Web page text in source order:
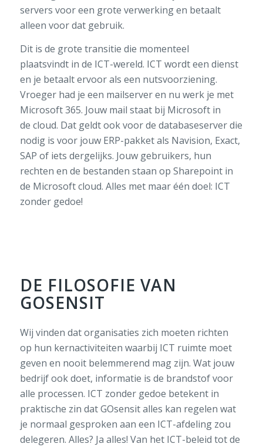
servers voor een grote verwerking en betaalt
alleen voor dat gebruik.
Dit is de grote transitie die momenteel
plaatsvindt in de ICT-wereld. ICT wordt een dienst
en je betaalt ervoor als een nutsvoorziening.
Vroeger had je een mailserver en nu werk je met
Microsoft 365. Jouw mail staat bij Microsoft in
de cloud. Dat geldt ook voor de databaseserver die
nodig is voor jouw ERP-pakket als Navision, Exact,
SAP of iets dergelijks. Jouw gebruikers, hun
rechten en de bestanden staan op Sharepoint in
de Microsoft cloud. Alles met maar één doel: ICT
zonder gedoe!
DE FILOSOFIE VAN
GOSENSIT
Wij vinden dat organisaties zich moeten richten
op hun kernactiviteiten waarbij ICT ruimte moet
geven en nooit belemmerend mag zijn. Wat jouw
bedrijf ook doet, informatie is de brandstof voor
alle processen. ICT zonder gedoe betekent in
praktische zin dat GOsensit alles kan regelen wat
je normaal gesproken aan een ICT-afdeling zou
delegeren. Alles? Ja alles! Van het ICT-beleid tot de